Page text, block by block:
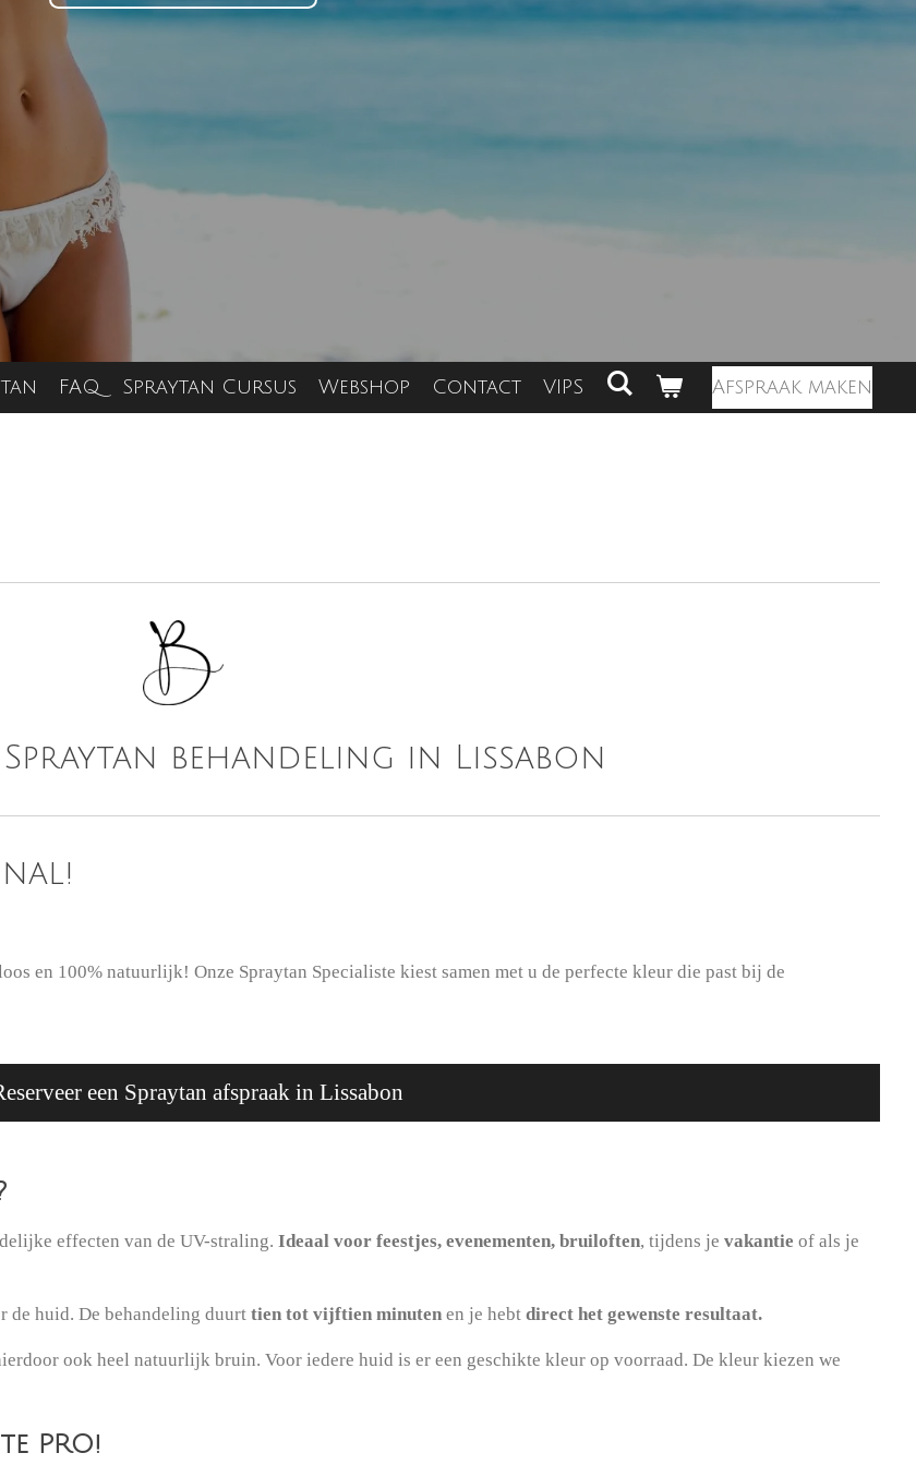
FAQ Spraytan Cursus Webshop Contact VIPS Afspraak maken
Spraytan behandeling in Lissabon
en 100% natuurlijk! Onze Spraytan Specialiste kiest samen met u de perfecte kleur die past bij de
een Spraytan afspraak in Lissabon
effecten van de UV-straling. Ideaal voor feestjes, evenementen, bruiloften, tijdens je vakantie of als je
de huid. De behandeling duurt tien tot vijftien minutenen je hebt direct het gewenste resultaat.
ook heel natuurlijk bruin. Voor iedere huid is er een geschikte kleur op voorraad. De kleur kiezen we
PRO!